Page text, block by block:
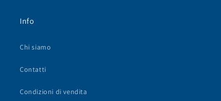
Info
Chi siamo
Contatti
Condizioni di vendita